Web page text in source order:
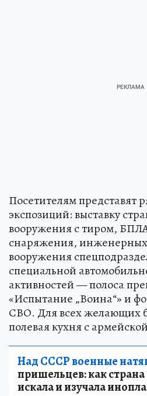
Посетителям представят
экспозиций: выставку
вооружения с тиром,
снаряжения, инженерных
вооружения
специальной
активностей — полоса
«Испытание „Воина“» и
СВО. Для всех желающих
полевая кухня с
Над СССР военные
пришельцев: как страна
искала и изучала